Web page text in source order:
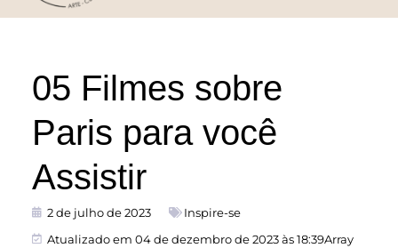
05 Filmes sobre
Paris para você
Assistir
2 de julho de 2023
Inspire-se
Atualizado em 04 de dezembro de 2023 às 18:39Array